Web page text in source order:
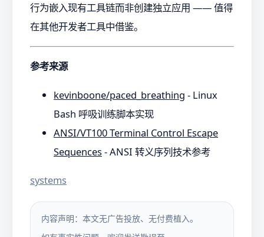
行为嵌入现有工具链而非创建独立应用 —— 值得
在其他开发者工具中借鉴。
参考来源
kevinboone/paced_breathing - Linux
Bash 呼吸训练脚本实现
ANSI/VT100 Terminal Control Escape
Sequences - ANSI 转义序列技术参考
systems
内容声明：本文无广告投放、无付费植入。